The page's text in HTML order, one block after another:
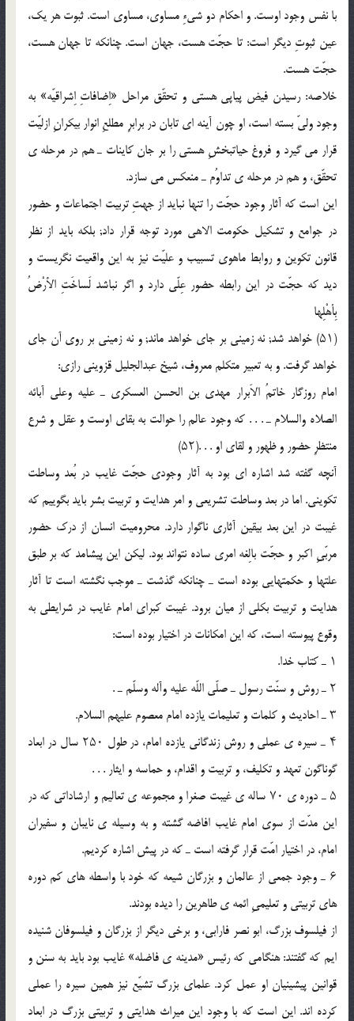
با نفس وجود اوست. و احکام دو شىءِ مساوى، مساوى است. ثبوت هر یک،
عین ثبوتِ دیگر است: تا حجّت هست، جهان است. چنانکه تا جهان هست،
حجّت هست.
خلاصه: رسیدن فیض پیاپى هستى و تحقّق مراحل «اِضافاتِ اِشراقیّه» به
وجود ولىّ بسته است، او چون آینه اى تابان در برابرِ مطلعِ انوار بیکرانِ ازلیّت
قرار مى گیرد و فروغ حیاتبخشِ هستى را بر جان کاینات ـ هم در مرحله ى
تحقّق، و هم در مرحله ى تداوُم ـ منعکس مى سازد.
این است که آثار وجود حجّت را تنها نباید از جهتِ تربیت اجتماعات و حضور
در جوامع و تشکیل حکومت الاهى مورد توجه قرار داد; بلکه باید از نظر
قانون تکوین و روابط ماهوى تسبیب و علیّت نیز به این واقعیت نگریست و
دید که حجّت در این رابطه حضور عِلّى دارد و اگر نباشد لَساخَتِ الأرْضُ
بِأهْلِها
(۵۱) خواهد شد; نه زمینى بر جاى خواهد ماند; و نه زمینى بر روى آن جاى
خواهد گرفت. و به تعبیر متکلم معروف، شیخ عبدالجلیل قزوینى رازى:
امام روزگار خاتمُ الاَبرار مهدى بن الحسن العسکرى ـ علیه وعلى آبائه
الصلاه والسلام ـ . . . که وجود عالم را حوالت به بقاى اوست و عقل و شرع
منتظرِ حضور و ظهور و لقاى او . . .(۵۲)
آنچه گفته شد اشاره اى بود به آثار وجودى حجّت غایب در بُعد وساطت
تکوینى. اما در بعد وساطت تشریعى و امر هدایت و تربیت بشر باید بگوییم که
غیبت در این بعد بیقین آثارى ناگوار دارد. محرومیت انسان از درک حضور
مربّىِ اکبر و حجّت بالِغه امرى ساده نتواند بود. لیکن این پیشامد که بر طبق
علتها و حکمتهایى بوده است ـ چنانکه گذشت ـ موجب نگشته است تا آثار
هدایت و تربیت بکلى از میان برود. غیبت کبراى امام غایب در شرایطى به
وقوع پیوسته است، که این امکانات در اختیار بوده است:
۱ ـ کتاب خدا.
۲ ـ روش و سنّت رسول ـ صلّى اللّه علیه وآله وسلّم ـ .
۳ ـ احادیث و کلمات و تعلیمات یازده امام معصوم علیهم السلام.
۴ ـ سیره ى عملى و روش زندگانى یازده امام، در طول ۲۵۰ سال در ابعاد
گوناگون تعهد و تکلیف، و تربیت و اقدام، و حماسه و ایثار . . .
۵ ـ دوره ى ۷۰ ساله ى غیبت صغرا و مجموعه ى تعالیم و ارشاداتى که در
این مدّت از سوى امام غایب افاضه گشته و به وسیله ى نایبان و سفیران
امام، در اختیار امّت قرار گرفته است ـ که در پیش اشاره کردیم.
۶ ـ وجود جمعى از عالمان و بزرگان شیعه که خود با واسطه هاى کم دوره
هاى تربیتى و تعلیمىِ ائمه ى طاهرین را دیده بودند.
از فیلسوف بزرگ، ابو نصر فارابى، و برخى دیگر از بزرگان و فیلسوفان شنیده
ایم که گفتند: هنگامى که رئیس «مدینه ى فاضله» غایب بود باید به سنن و
قوانین پیشینیان او عمل کرد. علماى بزرگ تشیّع نیز همین سیره را عملى
کرده اند. این است که با وجود این میراث هدایتى و تربیتى بزرگ در ابعاد